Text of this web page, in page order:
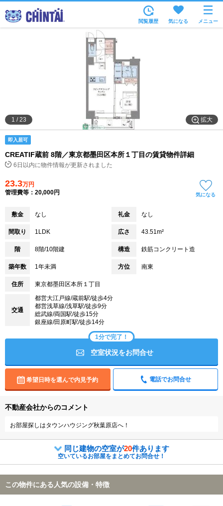
住所から
家賃相場から
通勤通学時間から
物件特集から
不動産会社から
閲覧履歴 気になる メニュー
拡大
1 /23
即入居可
CREATIF蔵前 8階／東京都墨田区本所１丁目の賃貸物件詳細
6日以内に物件情報が更新されました
23.3万円
管理費等：20,000円
気になる
敷金 なし 礼金 なし
間取り 1LDK 広さ 43.51m²
階 8階/10階建 構造 鉄筋コンクリート造
築年数 1年未満 方位 南東
住所 東京都墨田区本所１丁目
交通
都営大江戸線/蔵前駅/徒歩4分
都営浅草線/浅草駅/徒歩9分
総武線/両国駅/徒歩15分
銀座線/田原町駅/徒歩14分
1分で完了！
空室状況をお問合せ
希望日時を選んで内見予約 電話でお問合せ
不動産会社からのコメント
お部屋探しはタウンハウジング秋葉原店へ！
同じ建物の空室が20件あります
空いているお部屋をまとめてお問合せ！
この物件にある人気の設備・特徴